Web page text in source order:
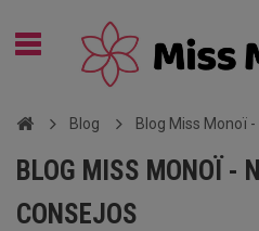
Blog Blog Miss Monoï
BLOG MISS MONOÏ -
CONSEJOS